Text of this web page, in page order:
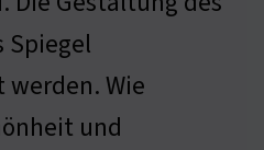
Spiegel
Wie
und